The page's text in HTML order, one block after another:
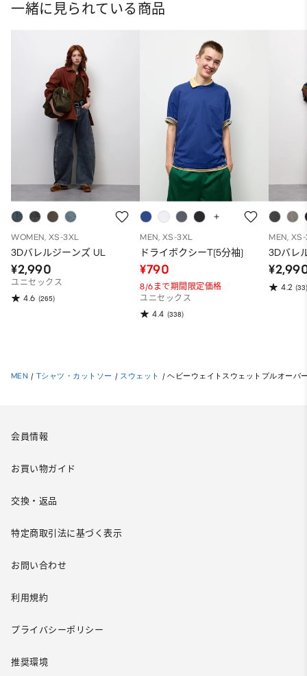
一緒に見られている商品
WOMEN, XS-3XL
3Dバレルジーンズ UL
¥2,990
ユニセックス
4.6 (265)
MEN, XS-3XL
ドライボクシーT(5分袖)
¥790
8/6まで期間限定価格
ユニセックス
4.4 (338)
MEN,
3Dバレ
4.2 (33)
MEN / Tシャツ・カットソー / スウェット / ヘビーウェイトスウェットプルオーバ
会員情報
お買い物ガイド
交換・返品
特定商取引法に基づく表示
お問い合わせ
利用規約
プライバシーポリシー
推奨環境